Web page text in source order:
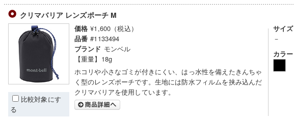
クリマバリア レンズポーチ M
比較対象にす
る
価格 ¥1,600（税込）
品番 #1133494
ブランド モンベル
【重量】18g
ホコリや小さなゴミが付きにくい、はっ水性を備えたきんちゃ
く型のレンズポーチです。生地には防水フィルムを挟み込んだ
クリマバリアを使用しています。
サイズ
－
カラー